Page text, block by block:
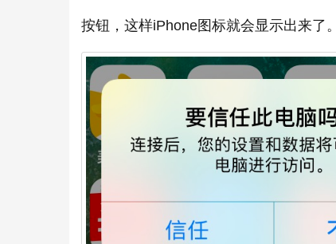
按钮，这样iPhone图标就会显示出来了。